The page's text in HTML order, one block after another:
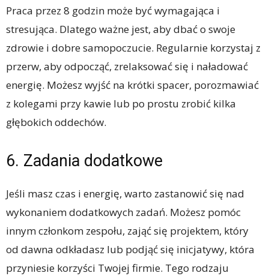
Praca przez 8 godzin może być wymagająca i
stresująca. Dlatego ważne jest, aby dbać o swoje
zdrowie i dobre samopoczucie. Regularnie korzystaj z
przerw, aby odpocząć, zrelaksować się i naładować
energię. Możesz wyjść na krótki spacer, porozmawiać
z kolegami przy kawie lub po prostu zrobić kilka
głębokich oddechów.
6. Zadania dodatkowe
Jeśli masz czas i energię, warto zastanowić się nad
wykonaniem dodatkowych zadań. Możesz pomóc
innym członkom zespołu, zająć się projektem, który
od dawna odkładasz lub podjąć się inicjatywy, która
przyniesie korzyści Twojej firmie. Tego rodzaju